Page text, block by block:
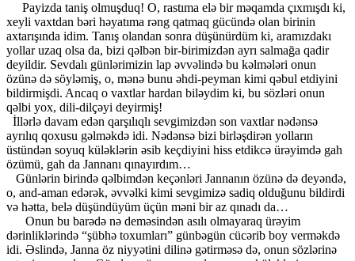
​ ​ ​ ​ ​ Payizda taniş olmuşduq! O, rastıma elə bir məqamda çıxmışdı ki,
xeyli vaxtdan bəri həyatıma rəng qatmaq gücündə olan birinin
axtarışında idim. Tanış olandan sonra düşünürdüm ki, aramızdakı
yollar uzaq olsa da, bizi qəlbən bir-birimizdən ayrı salmağa qadir
deyildir. Sevdalı günlərimizin lap əvvəlində bu kəlmələri onun
özünə də söyləmiş, o, mənə bunu əhdi-peyman kimi qəbul etdiyini
bildirmişdi. Ancaq o vaxtlar hardan biləydim ki, bu sözləri onun
qəlbi yox, dili-dilçəyi deyirmiş!
​ ​ İllərlə davam edən qarşılıqlı sevgimizdən son vaxtlar nədənsə
ayrılıq qoxusu gəlməkdə idi. Nədənsə bizi birləşdirən yolların
üstündən soyuq küləklərin əsib keçdiyini hiss etdikcə ürəyimdə gah
özümü, gah da Jannanı qınayırdım…
​ ​ ​ Günlərin birində qəlbimdən keçənləri Jannanın özünə də deyəndə,
o, and-aman edərək, əvvəlki kimi sevgimizə sadiq olduğunu bildirdi
və hətta, belə düşündüyüm üçün məni bir az qınadı da…
​ ​ ​ ​ ​ ​ Onun bu barədə nə deməsindən asılı olmayaraq ürəyim
dərinliklərində “şübhə toxumları” günbəgün cücərib boy verməkdə
idi. Əslində, Janna öz niyyətini dilinə gətirməsə də, onun sözlərinə